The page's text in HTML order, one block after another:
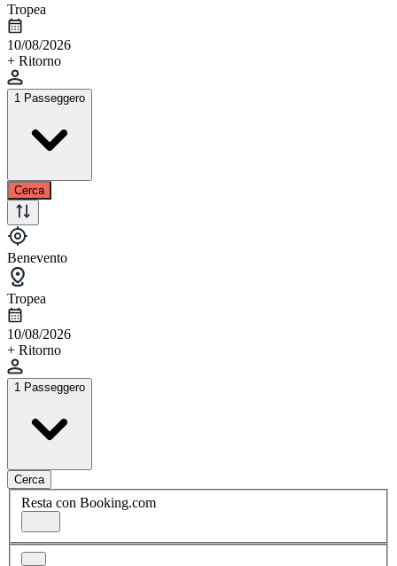
Tropea
10/08/2026
+ Ritorno
1 Passeggero
Cerca
Benevento
Tropea
10/08/2026
+ Ritorno
1 Passeggero
Cerca
Resta con Booking.com